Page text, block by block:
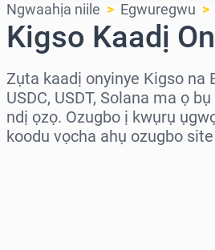
Ngwaahịa niile Egwuregwu
Kigso Kaadị
Zụta kaadị onyinye Kigso na
USDC, USDT, Solana ma ọ
ndị ọzọ. Ozugbo ị kwụrụ
koodu vọcha ahụ ozugbo